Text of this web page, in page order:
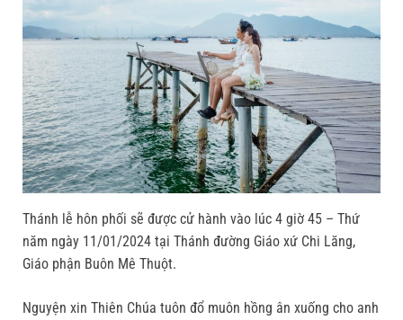
Thánh lễ hôn phối sẽ được cử hành vào lúc 4 giờ 45 – Thứ
năm ngày 11/01/2024 tại Thánh đường Giáo xứ Chi Lăng,
Giáo phận Buôn Mê Thuột.
Nguyện xin Thiên Chúa tuôn đổ muôn hồng ân xuống cho anh